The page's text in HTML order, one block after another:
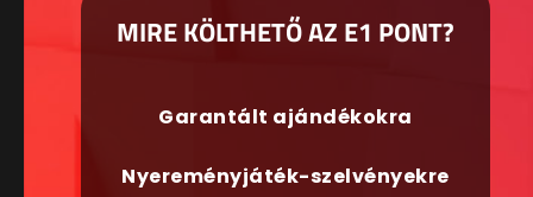
MIRE KÖLTHETŐ AZ E1 PONT?
Garantált ajándékokra
Nyereményjáték-szelvényekre